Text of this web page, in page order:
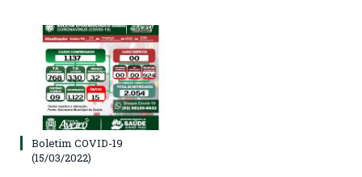
Boletim COVID-19
(15/03/2022)